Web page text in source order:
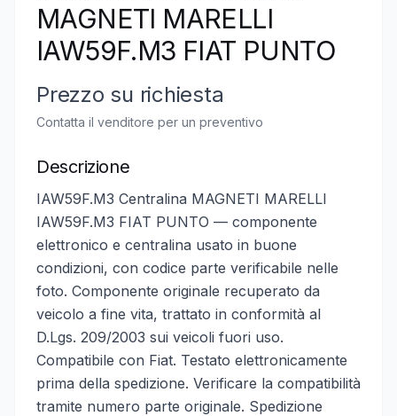
MAGNETI MARELLI
IAW59F.M3 FIAT PUNTO
Prezzo su richiesta
Contatta il venditore per un preventivo
Descrizione
IAW59F.M3 Centralina MAGNETI MARELLI
IAW59F.M3 FIAT PUNTO — componente
elettronico e centralina usato in buone
condizioni, con codice parte verificabile nelle
foto. Componente originale recuperato da
veicolo a fine vita, trattato in conformità al
D.Lgs. 209/2003 sui veicoli fuori uso.
Compatibile con Fiat. Testato elettronicamente
prima della spedizione. Verificare la compatibilità
tramite numero parte originale. Spedizione